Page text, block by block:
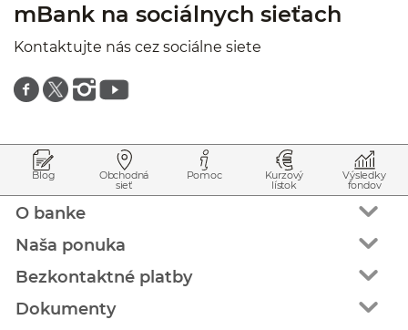
mBank na sociálnych sieťach
Kontaktujte nás cez sociálne siete
Znajdź nas na facebooku
Znajdź nas na twitterze
Znajdź nas na instagramie
Znajdź nas na youtube
Blog Obchodná
sieť
Pomoc Kurzový
lístok
Výsledky
fondov
O banke
Naša ponuka
Bezkontaktné platby
Dokumenty